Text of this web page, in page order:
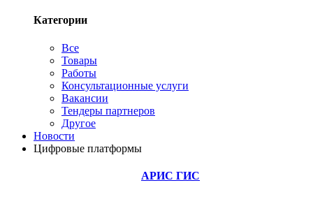
Категории
Все
Товары
Работы
Консультационные услуги
Вакансии
Тендеры партнеров
Другое
Новости
Цифровые платформы
АРИС ГИС